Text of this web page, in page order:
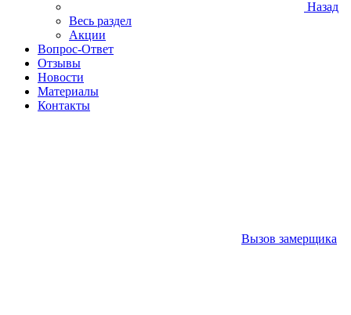
Назад
Весь раздел
Акции
Вопрос-Ответ
Отзывы
Новости
Материалы
Контакты
Вызов замерщика